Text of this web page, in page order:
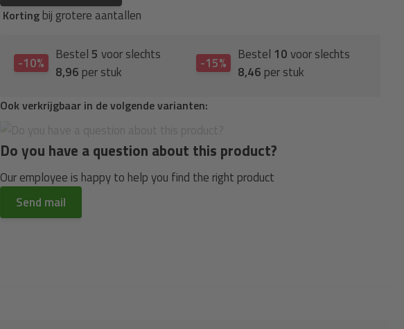
Korting bij grotere aantallen
-10% Bestel 5 voor slechts
8,96 per stuk -15% Bestel 10voor slechts
8,46 per stuk
Ook verkrijgbaar in de volgende varianten:
Do you have a question about this product?
Our employee is happy to help you find the right product
Send mail